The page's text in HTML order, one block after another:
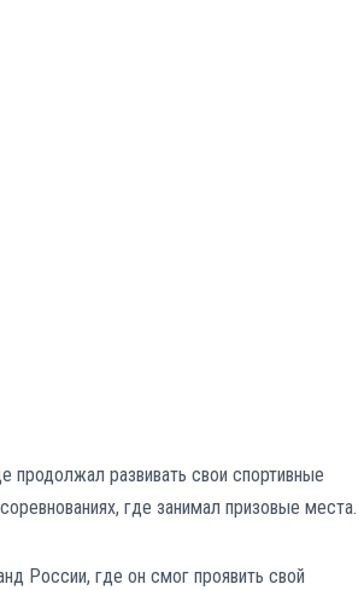
продолжал развивать свои спортивные
где занимал призовые места.
России, где он смог проявить свой